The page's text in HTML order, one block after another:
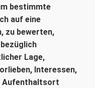
bestimmte
auf eine
zu bewerten,
Lage,
Interessen,
Aufenthaltsort